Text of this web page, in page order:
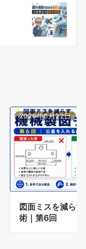
2026年6月22日
図面ミスを減ら
術｜第6回